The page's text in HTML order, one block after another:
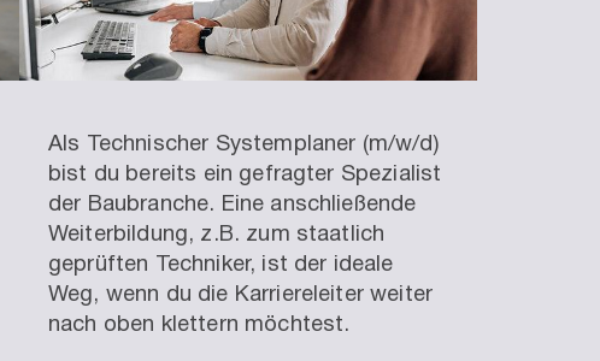
Als Technischer Systemplaner (m/w/d)
bist du bereits ein gefragter Spezialist
der Baubranche. Eine anschließende
Weiterbildung, z.B. zum staatlich
geprüften Techniker, ist der ideale
Weg, wenn du die Karriereleiter weiter
nach oben klettern möchtest.